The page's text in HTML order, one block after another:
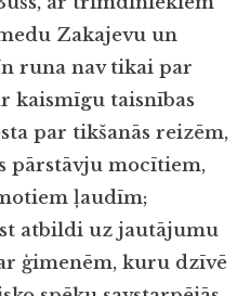
Zakajevu un
runa nav tikai par
kaismīgu taisnības
par tikšanās reizēm,
pārstāvju mocītiem,
ļaudīm;
atbildi uz jautājumu
ģimenēm, kuru dzīvē